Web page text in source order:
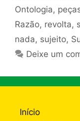
Ontologia,
Razão, revolta,
nada, sujeito,
Deixe um
Início